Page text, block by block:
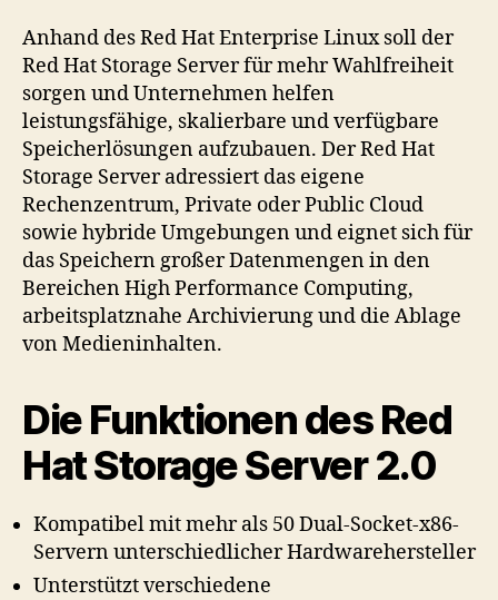
Anhand des Red Hat Enterprise Linux soll der
Red Hat Storage Server für mehr Wahlfreiheit
sorgen und Unternehmen helfen
leistungsfähige, skalierbare und verfügbare
Speicherlösungen aufzubauen. Der Red Hat
Storage Server adressiert das eigene
Rechenzentrum, Private oder Public Cloud
sowie hybride Umgebungen und eignet sich für
das Speichern großer Datenmengen in den
Bereichen High Performance Computing,
arbeitsplatznahe Archivierung und die Ablage
von Medieninhalten.
Die Funktionen des Red
Hat Storage Server 2.0
Kompatibel mit mehr als 50 Dual-Socket-x86-
Servern unterschiedlicher Hardwarehersteller
Unterstützt verschiedene